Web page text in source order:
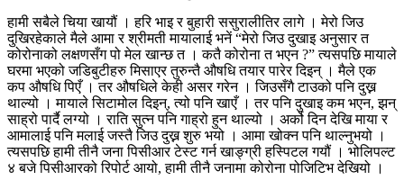
हामी सबैले चिया खायौं । हरि भाइ र बुहारी ससुरालीतिर लागे । मेरो जिउ
दुखिरहेकाले मैले आमा र श्रीमती मायालाई भनें “मेरो जिउ दुखाइ अनुसार त
कोरोनाको लक्षणसँग पो मेल खान्छ त । कतै कोरोना त भएन ?” त्यसपछि मायाले
घरमा भएको जडिबुटीहरु मिसाएर तुरुन्तै औषधि तयार पारेर दिइन् । मैले एक
कप औषधि पिएँ । तर औषधिले केही असर गरेन । जिउसँगै टाउको पनि दुख्न
थाल्यो । मायाले सिटामोल दिइन्, त्यो पनि खाएँ । तर पनि दुखाइ कम भएन, झन्
साह्रो पार्दै लग्यो । राति सुत्न पनि गाह्रो हुन थाल्यो । अर्को दिन देखि माया र
आमालाई पनि मलाई जस्तै जिउ दुख्न शुरु भयो । आमा खोक्न पनि थाल्नुभयो ।
त्यसपछि हामी तीनै जना पिसीआर टेस्ट गर्न खाङ्ग्री हस्पिटल गयौं । भोलिपल्ट
४ बजे पिसीआरको रिपोर्ट आयो, हामी तीनै जनामा कोरोना पोजिटिभ देखियो ।